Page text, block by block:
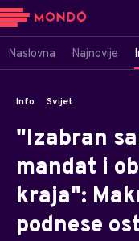
Naslovna Najnovije
Info Svijet
"Izabran
mandat i
kraja":
podnese